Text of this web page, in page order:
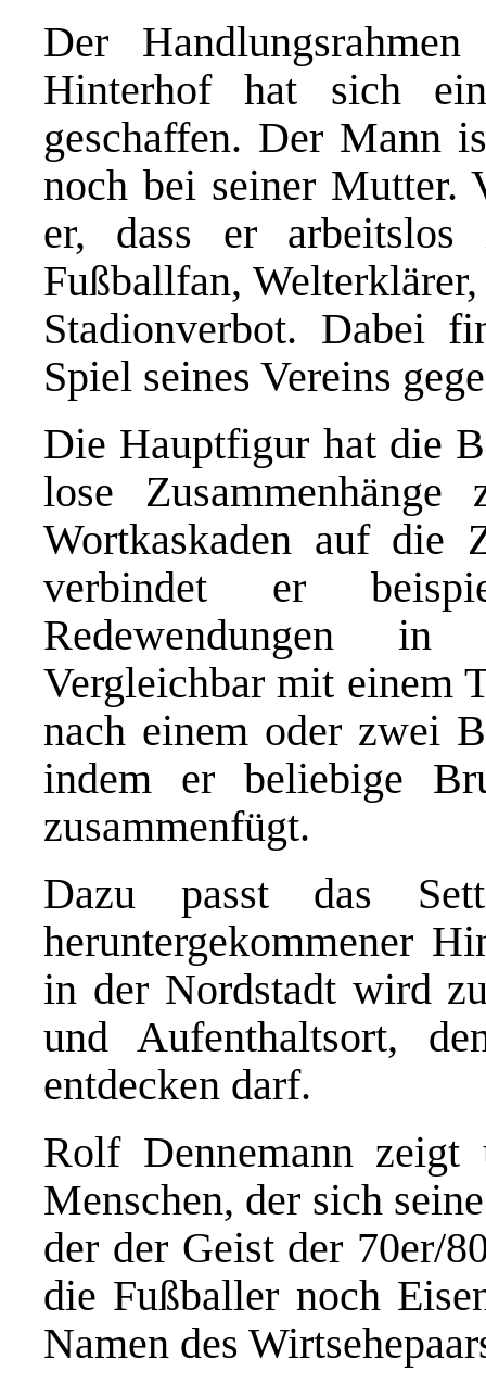
Der
Hinterhof hat sich
geschaffen. Der Mann
noch bei seiner Mutter.
er, dass er
Fußballfan,
Stadionverbot. Dabei
Spiel seines Vereins
Die Hauptfigur hat die
lose
Wortkaskaden auf die
verbindet er
Redewendungen
Vergleichbar mit einem
nach einem oder zwei
indem er beliebige
zusammenfügt.
Dazu passt das
heruntergekommener
in der Nordstadt wird
und Aufenthaltsort,
entdecken darf.
Rolf Dennemann
Menschen, der sich
der der Geist der 70er/
die Fußballer noch
Namen des